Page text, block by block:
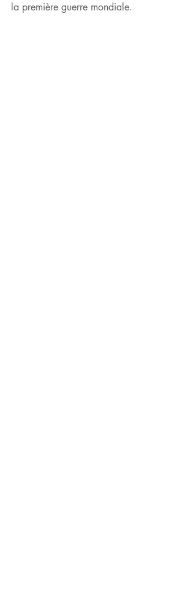
la première guerre mondiale.